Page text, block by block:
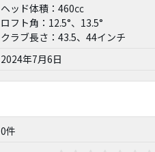
ヘッド体積：460㏄
ロフト角：12.5°、13.5°
クラブ長さ：43.5、44インチ
2024年7月6日
0件